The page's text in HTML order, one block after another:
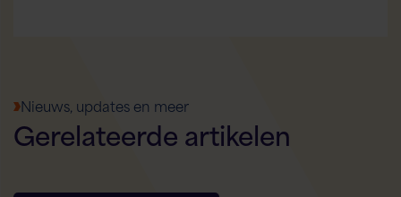
Nieuws, updates en meer
Gerelateerdeartikelen